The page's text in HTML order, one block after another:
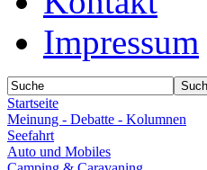
Impressum
Startseite
Meinung - Debatte - Kolumnen
Seefahrt
Auto und Mobiles